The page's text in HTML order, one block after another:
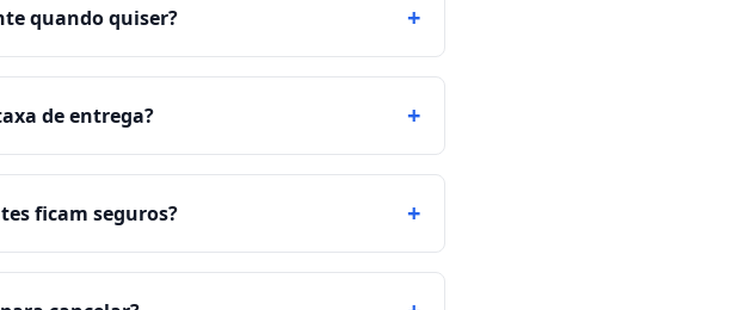
quando quiser? +
de entrega? +
ficam seguros? +